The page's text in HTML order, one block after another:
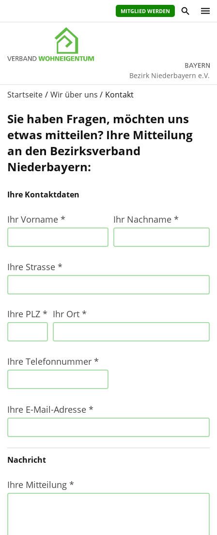
MITGLIED WERDEN
Bezirk Niederbayern e.V.
Startseite Wir über uns Kontakt
Sie haben Fragen, möchten uns
etwas mitteilen? Ihre Mitteilung
an den Bezirksverband
Niederbayern:
Ihre Kontaktdaten
vorname
nachname
ihre
Ihr Vorname * Ihr Nachname *
Ihre Strasse *
Ihre PLZ * Ihr Ort *
Ihre Telefonnummer *
Ihre E-Mail-Adresse *
Nachricht
Ihre Mitteilung *